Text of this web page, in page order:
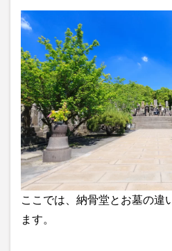
ここでは、納骨堂とお墓の違
ます。